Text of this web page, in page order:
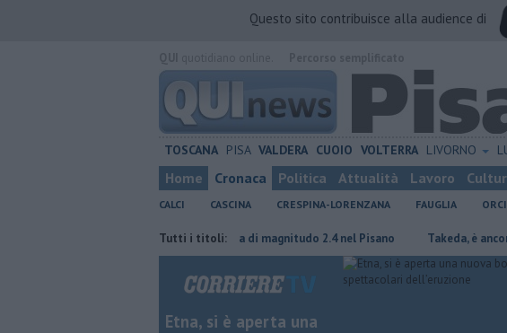
Questo sito contribuisce alla audience di
TOSCANA PISA VALDERA CUOIO VOLTERRA LIVORNO
Home Cronaca Politica Attualità Lavoro
CALCI CASCINA CRESPINA-LORENZANA FAUGLIA
Tutti i titoli:
Nuova scossa di magnitudo 2.4 nel Pisano Takeda, è ancora
Etna, si è aperta una